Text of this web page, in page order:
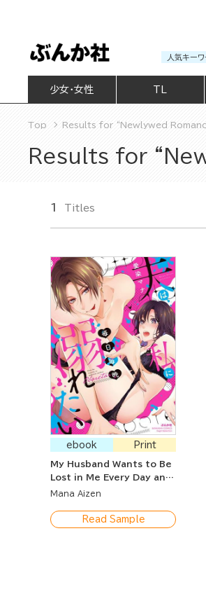
人気キーワ
少女・女性
Top Results for “Newlywed
Results for
Titles
1
ebook Print
My Husband Wants to Be
Lost in Me Every Day and
Night.
Mana Aizen
Read Sample